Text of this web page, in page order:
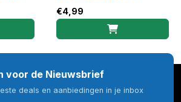
€4,99
voor de Nieuwsbrief
deals en aanbiedingen in je inbox